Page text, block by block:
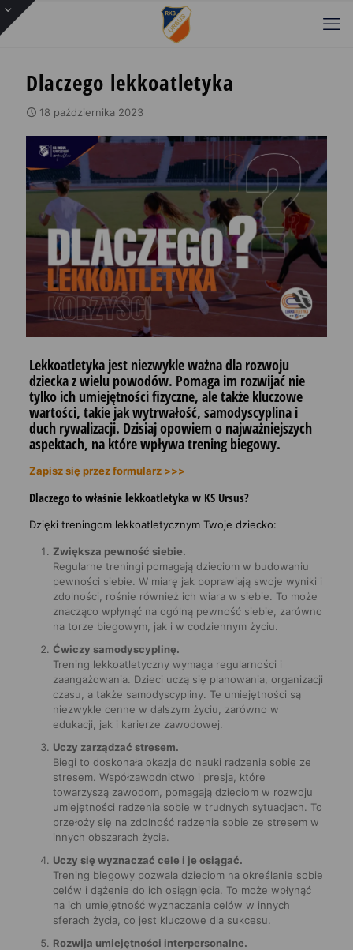
Dlaczego lekkoatletyka
18 października 2023
Lekkoatletyka jest niezwykle ważna dla rozwoju
dziecka z wielu powodów. Pomaga im rozwijać nie
tylko ich umiejętności fizyczne, ale także kluczowe
wartości, takie jak wytrwałość, samodyscyplina i
duch rywalizacji. Dzisiaj opowiem o najważniejszych
aspektach, na które wpływa trening biegowy.
Zapisz się przez formularz >>>
Dlaczego to właśnie lekkoatletyka w KS Ursus?
Dzięki treningom lekkoatletycznym Twoje dziecko:
Zwiększa pewność siebie.
Regularne treningi pomagają dzieciom w budowaniu
pewności siebie. W miarę jak poprawiają swoje wyniki i
zdolności, rośnie również ich wiara w siebie. To może
znacząco wpłynąć na ogólną pewność siebie, zarówno
na torze biegowym, jak i w codziennym życiu.
Ćwiczy samodyscyplinę.
Trening lekkoatletyczny wymaga regularności i
zaangażowania. Dzieci uczą się planowania, organizacji
czasu, a także samodyscypliny. Te umiejętności są
niezwykle cenne w dalszym życiu, zarówno w
edukacji, jak i karierze zawodowej.
Uczy zarządzać stresem.
Biegi to doskonała okazja do nauki radzenia sobie ze
stresem. Współzawodnictwo i presja, które
towarzyszą zawodom, pomagają dzieciom w rozwoju
umiejętności radzenia sobie w trudnych sytuacjach. To
przełoży się na zdolność radzenia sobie ze stresem w
innych obszarach życia.
Uczy się wyznaczać cele i je osiągać.
Trening biegowy pozwala dzieciom na określanie sobie
celów i dążenie do ich osiągnięcia. To może wpłynąć
na ich umiejętność wyznaczania celów w innych
sferach życia, co jest kluczowe dla sukcesu.
Rozwija umiejętności interpersonalne.